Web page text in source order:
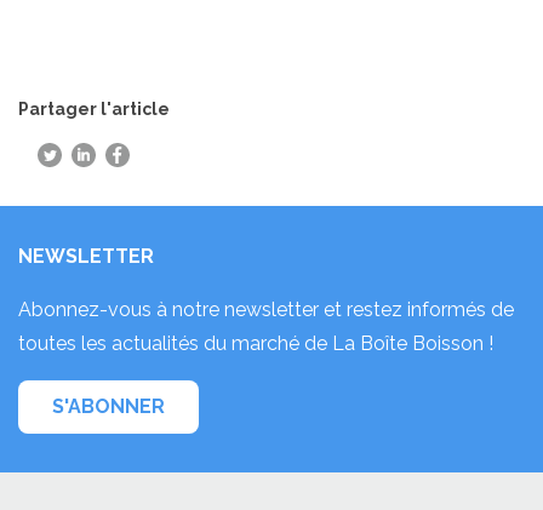
Partager l'article
NEWSLETTER
Abonnez-vous à notre newsletter et restez informés de
toutes les actualités du marché de La Boîte Boisson !
S'ABONNER